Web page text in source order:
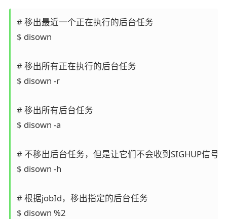
# 移出最近一个正在执行的后台任务
$ disown
# 移出所有正在执行的后台任务
$ disown -r
# 移出所有后台任务
$ disown -a
# 不移出后台任务，但是让它们不会收到SIGHUP信号
$ disown -h
# 根据jobId，移出指定的后台任务
$ disown %2